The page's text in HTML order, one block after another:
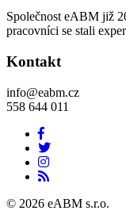
Společnost eABM již
pracovníci se stali
Kontakt
info@eabm.cz
558 644 011
© 2026 eABM s.r.o.